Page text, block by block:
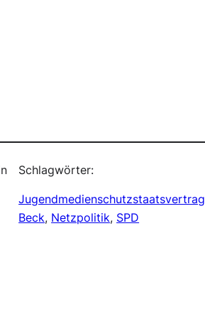
Schlagwörter:
Jugendmedienschutzstaatsvertrag
Beck, Netzpolitik, SPD